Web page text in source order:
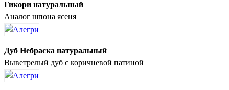
Гикори натуральный
Аналог шпона ясеня
Дуб Небраска натуральный
Выветрелый дуб с коричневой патиной